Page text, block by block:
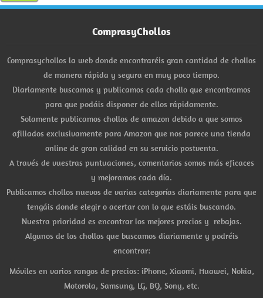
ComprasyChollos
Comprasychollos la web donde encontraréis gran cantidad de chollos
de manera rápida y segura en muy poco tiempo.
Diariamente buscamos y publicamos cada chollo que encontramos
para que podáis disponer de ellos rápidamente.
Solamente publicamos chollos de amazon debido a que somos
afiliados exclusivamente para Amazon que nos parece una tienda
online de gran calidad en su servicio postventa.
A través de vuestras puntuaciones, comentarios somos más eficaces
y mejoramos cada día.
Publicamos chollos nuevos de varias categorías diariamente para que
tengáis donde elegir o acertar con lo que estáis buscando.
Nuestra prioridad es encontrar los mejores precios y rebajas.
Algunos de los chollos que buscamos diariamente y podréis
encontrar:
Móviles en varios rangos de precios: iPhone, Xiaomi, Huawei, Nokia,
Motorola, Samsung, LG, BQ, Sony, etc.